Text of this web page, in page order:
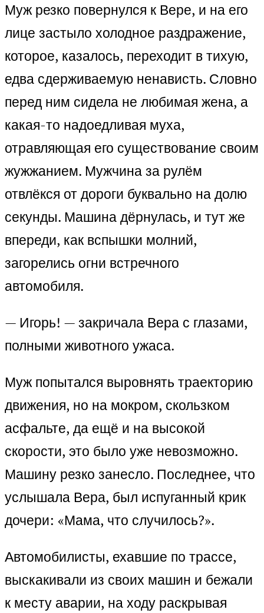
Муж резко повернулся к Вере, и на его
лице застыло холодное раздражение,
которое, казалось, переходит в тихую,
едва сдерживаемую ненависть. Словно
перед ним сидела не любимая жена, а
какая-то надоедливая муха,
отравляющая его существование своим
жужжанием. Мужчина за рулём
отвлёкся от дороги буквально на долю
секунды. Машина дёрнулась, и тут же
впереди, как вспышки молний,
загорелись огни встречного
автомобиля.
— Игорь! — закричала Вера с глазами,
полными животного ужаса.
Муж попытался выровнять траекторию
движения, но на мокром, скользком
асфальте, да ещё и на высокой
скорости, это было уже невозможно.
Машину резко занесло. Последнее, что
услышала Вера, был испуганный крик
дочери: «Мама, что случилось?».
Автомобилисты, ехавшие по трассе,
выскакивали из своих машин и бежали
к месту аварии, на ходу раскрывая